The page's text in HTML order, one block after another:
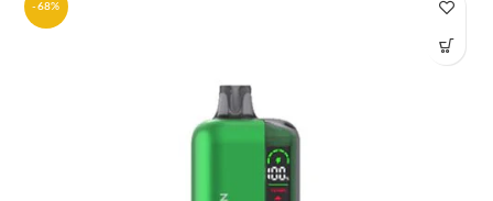
-68%